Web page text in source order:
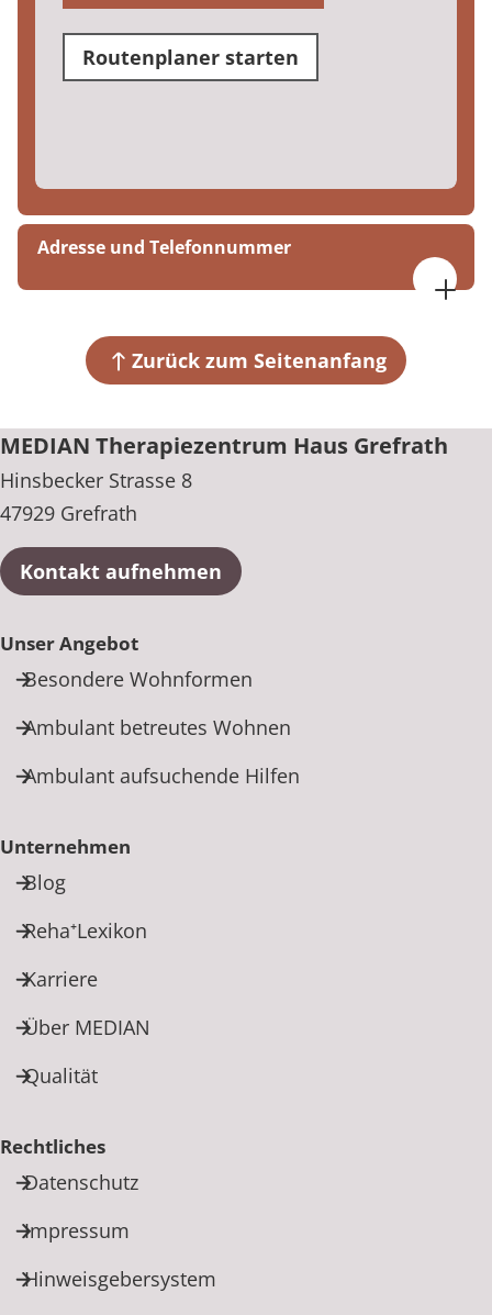
Routenplaner starten
Adresse und Telefonnummer
47929 GrefrathZurück zum Seitenanfang
MEDIAN Therapiezentrum Haus Grefrath
Hinsbecker Strasse 8
47929 Grefrath
Kontakt aufnehmen
Unser Angebot
Besondere Wohnformen
Ambulant betreutes Wohnen
Ambulant aufsuchende Hilfen
Unternehmen
Blog
Reha⁺Lexikon
Karriere
Über MEDIAN
Qualität
Rechtliches
Datenschutz
Impressum
Hinweisgebersystem